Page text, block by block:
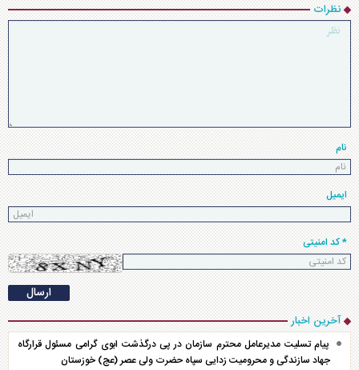
نظرات
نام
ایمیل
* کد امنیتی
آخرین اخبار
پیام تسلیت مدیرعامل محترم سازمان در پی درگذشت ابوی گرامی مسئول قرارگاه
جهاد سازندگی و محرومیت زدایی سپاه حضرت ولی عصر (عج) خوزستان